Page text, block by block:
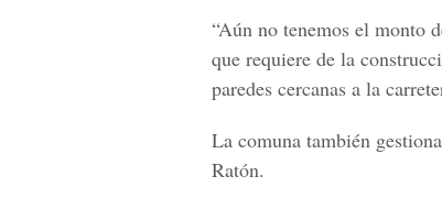
“Aún no tenemos el monto
que requiere de la
paredes cercanas a la
La comuna también
Ratón.